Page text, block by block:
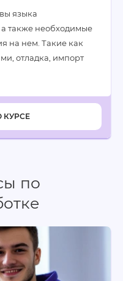
языка
также необходимые
на нем. Такие как
отладка, импорт
КУРСЕ
по